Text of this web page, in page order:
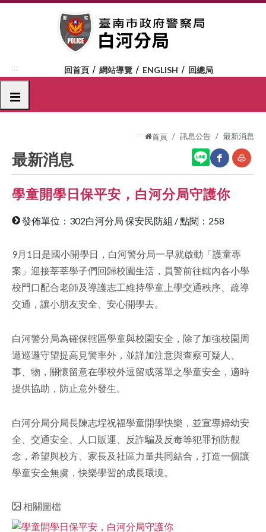
跳
容
塊
::: 回首頁 網站導覽 ENGLISH 回總局
選單
::: 首頁 訊息公告 最新消息
最新消息
網
facebook
學童開學日保平安，白河分局守護你
發佈單位：302白河分局 保安民防組 /點閱：258
9月1日是國小開學日，白河警分局一早就啟動「護童專
案」迎接莘莘學子們回歸校園生活，員警前往轄內各小學
校門口配合老師及導護志工維持學童上學交通秩序、疏導
交通，讓小朋友安全、安心開學去。
白河警分局為確保轄區學童與校園安全，除了加強校園周
遭巡邏守望提高見警率外，並詳加注意與查察可疑人、
事、物，關懷留意在學校外逗留或落單之學童安全，適時
提供協助，防止意外發生。
白河分局分局長陳志埕祝福學童開學快樂，並宣導婦幼安
全、交通安全、人口販運、反詐騙及反毒等犯罪預防觀
念，希望與校方、家長及社區力量共同結合，打造一個讓
學童安全無虞，快樂學習的成長環境。
相關圖檔